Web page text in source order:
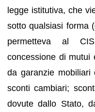
legge istitutiva, che
sotto qualsiasi forma
permetteva al
concessione di mutui
da garanzie mobiliari
sconti cambiari;
dovute dallo Stato,